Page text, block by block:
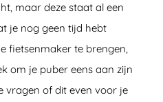
maar deze staat al een
je nog geen tijd hebt
fietsenmaker te brengen,
om je puber eens aan zijn
vragen of dit even voor je